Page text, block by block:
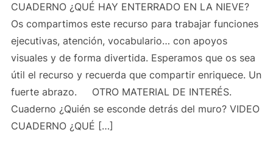
CUADERNO ¿QUÉ HAY ENTERRADO EN LA NIEVE?
Os compartimos este recurso para trabajar funciones
ejecutivas, atención, vocabulario… con apoyos
visuales y de forma divertida. Esperamos que os sea
útil el recurso y recuerda que compartir enriquece. Un
fuerte abrazo. OTRO MATERIAL DE INTERÉS.
Cuaderno ¿Quién se esconde detrás del muro? VIDEO
CUADERNO ¿QUÉ […]